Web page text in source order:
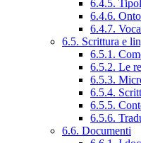
6.4.5.
6.4.6.
6.4.7.
6.5. Scrittura e
6.5.1.
6.5.2. Le
6.5.3.
6.5.4.
6.5.5.
6.5.6.
6.6. Documenti